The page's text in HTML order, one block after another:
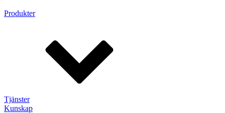
Produkter
Tjänster
Kunskap